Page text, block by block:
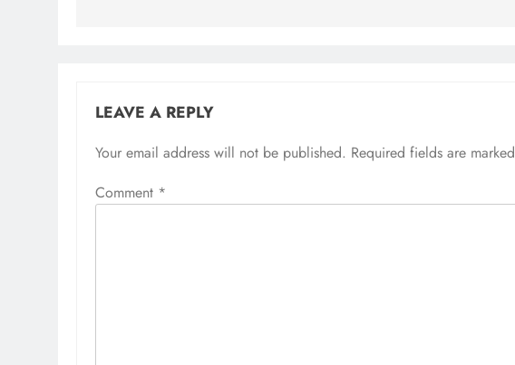
LEAVE A REPLY
Your email address will not be published. Required fields are marked
Comment *